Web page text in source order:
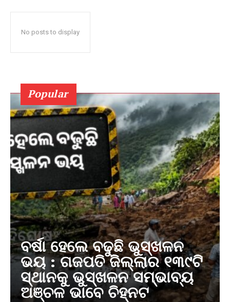
No posts to display
Popular
ବର୍ଷା ହେଲେ ବଢୁଛି ଭୁସ୍ଖଳନ
ଭୟ : ଗଜପତି ଜିଲ୍ଲାର ୧୩୯ଟି
ସ୍ଥାନକୁ ଭୁସ୍ଖଳନ ସମ୍ଭାବ୍ୟ
ଅଞ୍ଚଳ ଭାବେ ଚିହ୍ନଟ